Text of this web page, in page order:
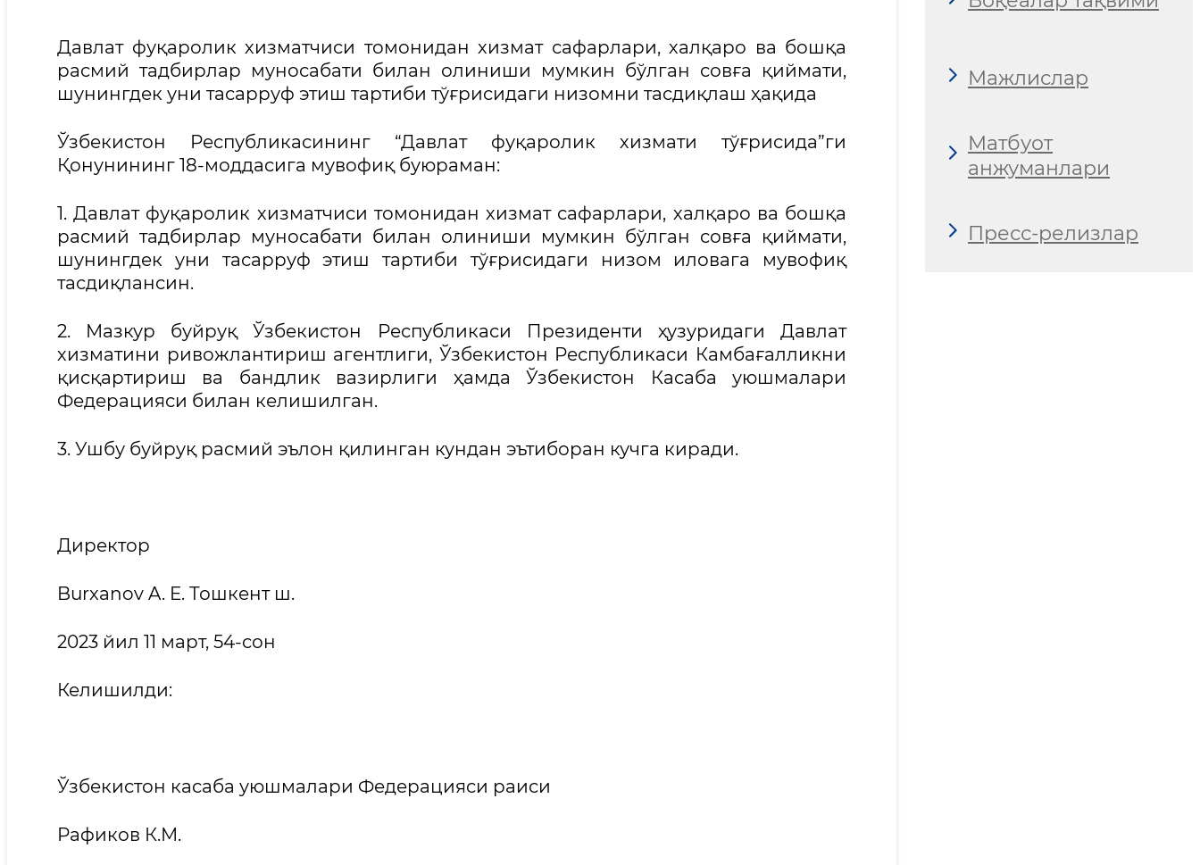
Давлат фуқаролик хизматчиси томонидан хизмат сафарлари, халқаро ва бошқа
расмий тадбирлар муносабати билан олиниши мумкин бўлган совға қиймати,
шунингдек уни тасарруф этиш тартиби тўғрисидаги низомни тасдиқлаш ҳақида
Ўзбекистон Республикасининг “Давлат фуқаролик хизмати тўғрисида”ги
Қонунининг 18-моддасига мувофиқ буюраман:
1. Давлат фуқаролик хизматчиси томонидан хизмат сафарлари, халқаро ва бошқа
расмий тадбирлар муносабати билан олиниши мумкин бўлган совға қиймати,
шунингдек уни тасарруф этиш тартиби тўғрисидаги низом иловага мувофиқ
тасдиқлансин.
2. Мазкур буйруқ Ўзбекистон Республикаси Президенти ҳузуридаги Давлат
хизматини ривожлантириш агентлиги, Ўзбекистон Республикаси Камбағалликни
қисқартириш ва бандлик вазирлиги ҳамда Ўзбекистон Касаба уюшмалари
Федерацияси билан келишилган.
3. Ушбу буйруқ расмий эълон қилинган кундан эътиборан кучга киради.
Директор
Burxanov A. E. Тошкент ш.
2023 йил 11 март, 54-сон
Келишилди:
Ўзбекистон касаба уюшмалари Федерацияси раиси
Рафиков К.М.
Мажлислар
Матбуот
анжуманлари
Пресс-релизлар